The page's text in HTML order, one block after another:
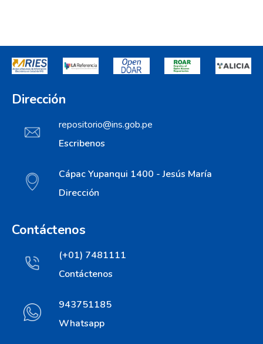
Dirección
repositorio@ins.gob.pe
Escribenos
Cápac Yupanqui 1400 - Jesús María
Dirección
Contáctenos
(+01) 7481111
Contáctenos
943751185
Whatsapp